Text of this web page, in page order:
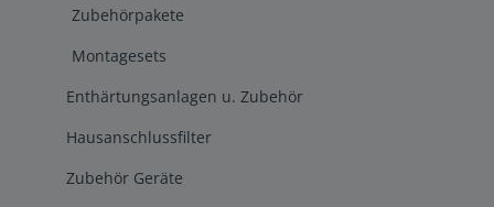
Zubehörpakete
Montagesets
Enthärtungsanlagen u. Zubehör
Hausanschlussfilter
Zubehör Geräte